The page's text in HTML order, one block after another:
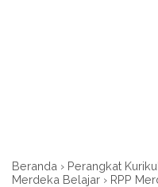
Beranda › Perangkat
Merdeka Belajar › RPP